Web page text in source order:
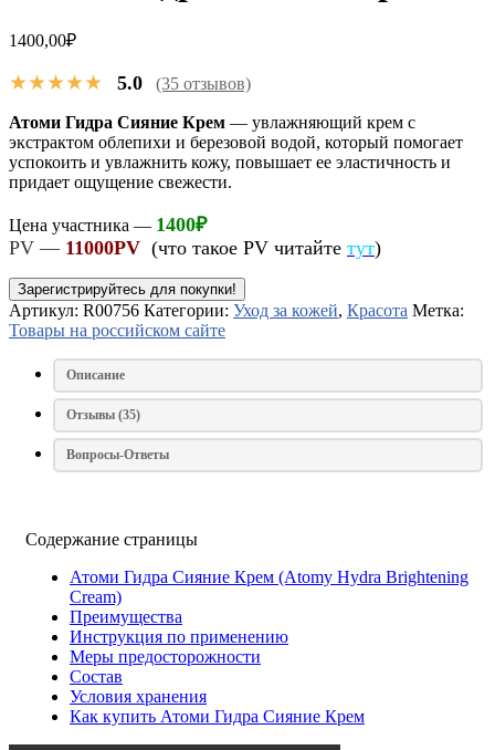
1400,00₽
★★★★★ 5.0 (35 отзывов)
Атоми Гидра Сияние Крем — увлажняющий крем с
экстрактом облепихи и березовой водой, который помогает
успокоить и увлажнить кожу, повышает ее эластичность и
придает ощущение свежести.
Цена участника — 1400₽
PV — 11000PV (что такое PV читайте тут)
Зарегистрируйтесь для покупки!
Артикул: R00756 Категории: Уход за кожей, Красота Метка:
Товары на российском сайте
Описание
Отзывы (35)
Вопросы-Ответы
Содержание страницы
Атоми Гидра Сияние Крем (Atomy Hydra Brightening
Cream)
Преимущества
Инструкция по применению
Меры предосторожности
Состав
Условия хранения
Как купить Атоми Гидра Сияние Крем